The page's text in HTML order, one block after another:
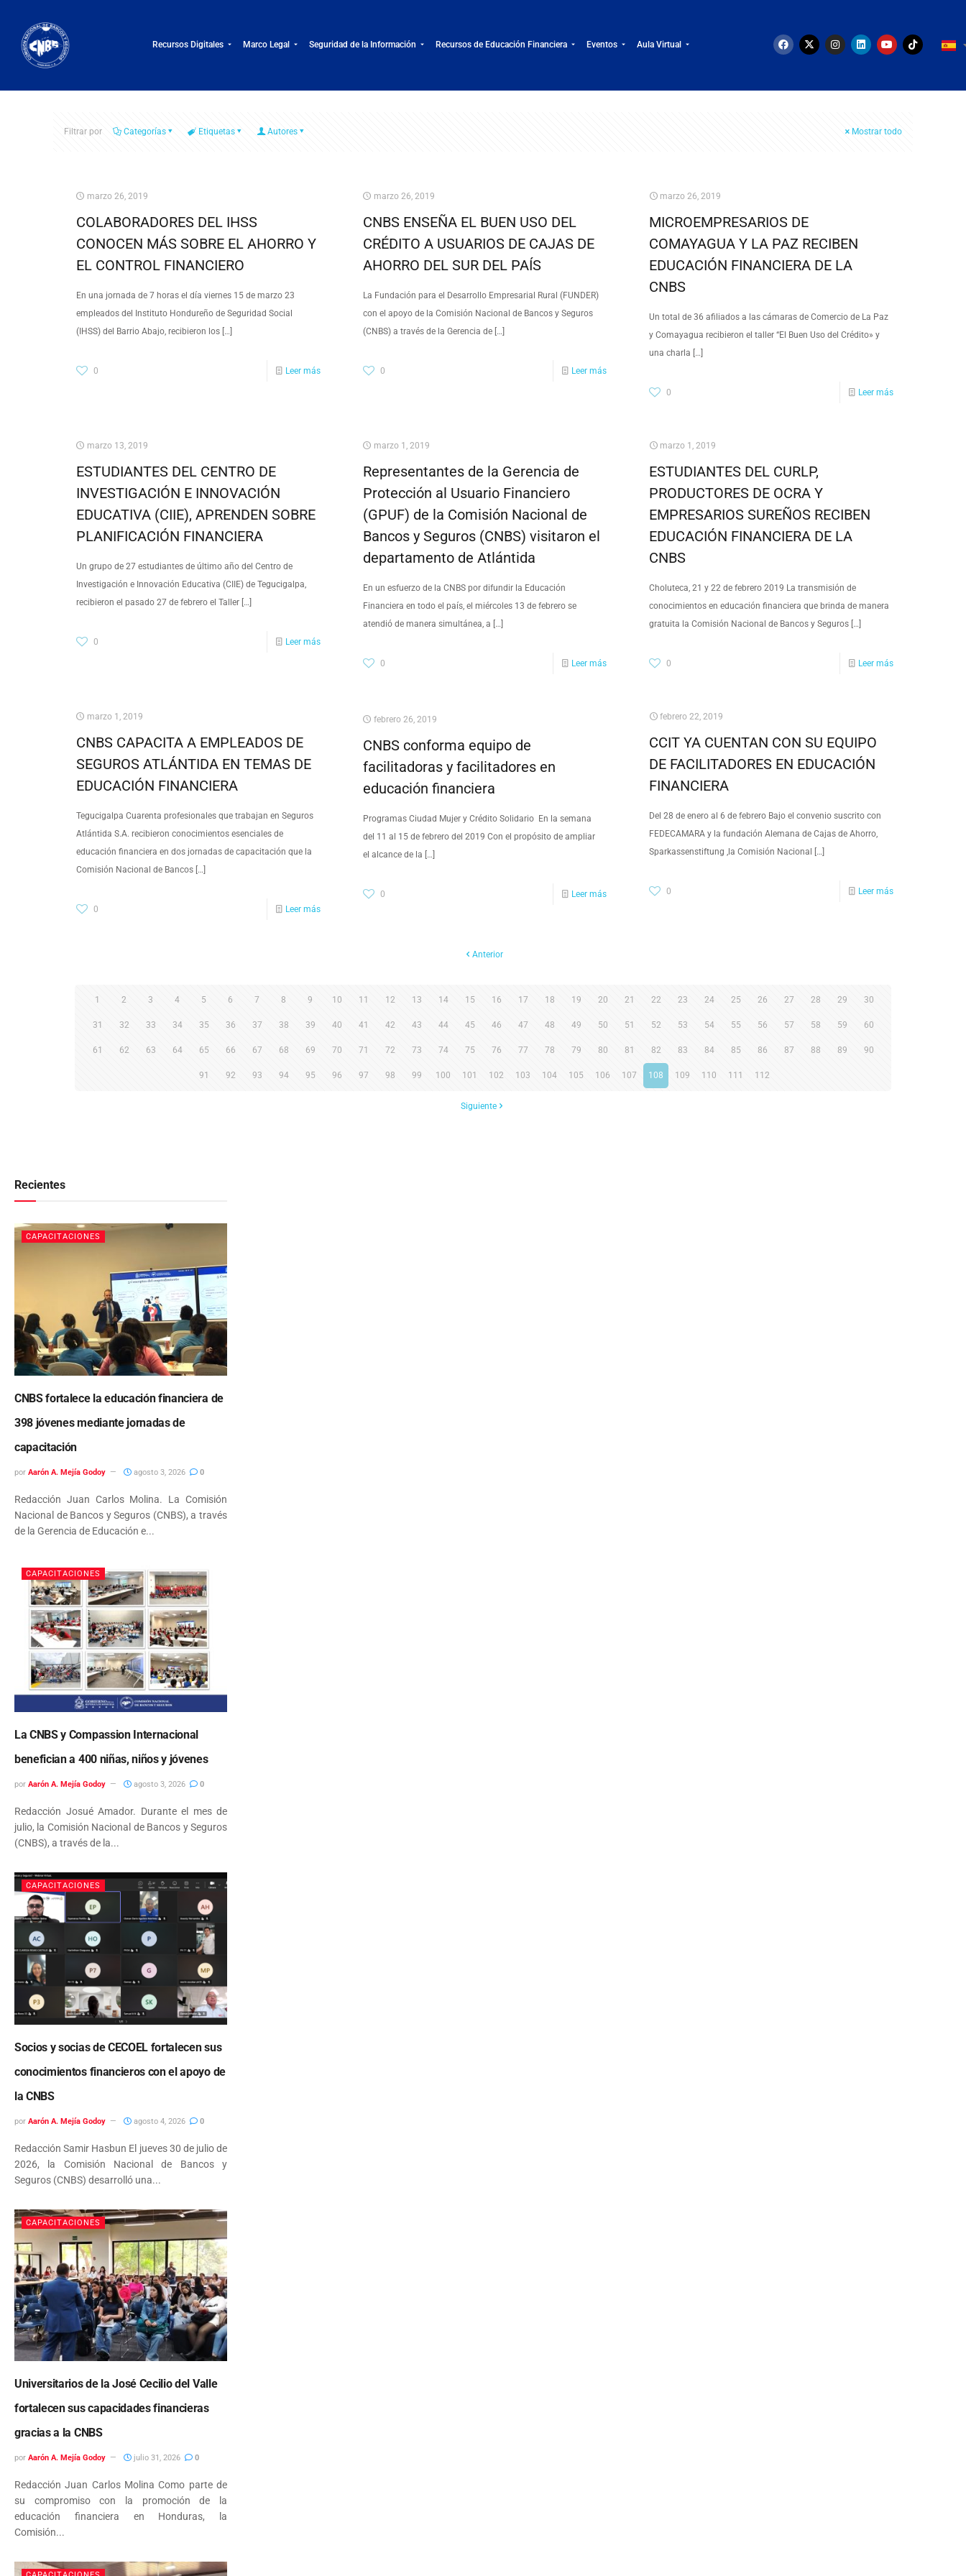
Recursos Digitales Marco Legal Seguridad de la Información Recursos de Educación Financiera Eventos Aula Virtual
Filtrar por Categorías Etiquetas Autores Mostrar todo
marzo 26, 2019
COLABORADORES DEL IHSS
CONOCEN MÁS SOBRE EL AHORRO Y
EL CONTROL FINANCIERO
En una jornada de 7 horas el día viernes 15 de marzo 23
empleados del Instituto Hondureño de Seguridad Social
(IHSS) del Barrio Abajo, recibieron los[…]
0 Leer más
marzo 26, 2019
CNBS ENSEÑA EL BUEN USO DEL
CRÉDITO A USUARIOS DE CAJAS DE
AHORRO DEL SUR DEL PAÍS
La Fundación para el Desarrollo Empresarial Rural (FUNDER)
con el apoyo de la Comisión Nacional de Bancos y Seguros
(CNBS) a través de la Gerencia de[…]
0 Leer más
marzo 26, 2019
MICROEMPRESARIOS DE
COMAYAGUA Y LA PAZ RECIBEN
EDUCACIÓN FINANCIERA DE LA
CNBS
Un total de 36 afiliados a las cámaras de Comercio de La Paz
y Comayagua recibieron el taller “El Buen Uso del Crédito» y
una charla […]
0 Leer más
marzo 13, 2019
ESTUDIANTES DEL CENTRO DE
INVESTIGACIÓN E INNOVACIÓN
EDUCATIVA (CIIE), APRENDEN SOBRE
PLANIFICACIÓN FINANCIERA
Un grupo de 27 estudiantes de último año del Centro de
Investigación e Innovación Educativa (CIIE) de Tegucigalpa,
recibieron el pasado 27 de febrero el Taller[…]
0 Leer más
marzo 1, 2019
Representantes de la Gerencia de
Protección al Usuario Financiero
(GPUF) de la Comisión Nacional de
Bancos y Seguros (CNBS) visitaron el
departamento de Atlántida
En un esfuerzo de la CNBS por difundir la Educación
Financiera en todo el país, el miércoles 13 de febrero se
atendió de manera simultánea, a […]
0 Leer más
marzo 1, 2019
ESTUDIANTES DEL CURLP,
PRODUCTORES DE OCRA Y
EMPRESARIOS SUREÑOS RECIBEN
EDUCACIÓN FINANCIERA DE LA
CNBS
Choluteca, 21 y 22 de febrero 2019 La transmisión de
conocimientos en educación financiera que brinda de manera
gratuita la Comisión Nacional de Bancos y Seguros […]
0 Leer más
marzo 1, 2019
CNBS CAPACITA A EMPLEADOS DE
SEGUROS ATLÁNTIDA EN TEMAS DE
EDUCACIÓN FINANCIERA
Tegucigalpa Cuarenta profesionales que trabajan en Seguros
Atlántida S.A. recibieron conocimientos esenciales de
educación financiera en dos jornadas de capacitación que la
Comisión Nacional de Bancos[…]
0 Leer más
febrero 26, 2019
CNBS conforma equipo de
facilitadoras y facilitadores en
educación financiera
Programas Ciudad Mujer y Crédito Solidario En la semana
del 11 al 15 de febrero del 2019 Con el propósito de ampliar
el alcance de la […]
0 Leer más
febrero 22, 2019
CCIT YA CUENTAN CON SU EQUIPO
DE FACILITADORES EN EDUCACIÓN
FINANCIERA
Del 28 de enero al 6 de febrero Bajo el convenio suscrito con
FEDECAMARA y la fundación Alemana de Cajas de Ahorro,
Sparkassenstiftung ,la Comisión Nacional
[…]
0 Leer más
Anterior
1 2 3 4 5 6 7 8 9 10 11 12 13 14 15 16 17 18 19 20 21 22 23 24 25 26 27 28 29 30
31 32 33 34 35 36 37 38 39 40 41 42 43 44 45 46 47 48 49 50 51 52 53 54 55 56 57 58 59 60
61 62 63 64 65 66 67 68 69 70 71 72 73 74 75 76 77 78 79 80 81 82 83 84 85 86 87 88 89 90
91 92 93 94 95 96 97 98 99 100 101 102 103 104 105 106 107 108 109 110 111 112
Siguiente
Recientes
CAPACITACIONES
CNBS fortalece la educación financiera de
398 jóvenes mediante jornadas de
capacitación
por Aarón A. Mejía Godoy agosto 3, 2026 0
Redacción Juan Carlos Molina. La Comisión
Nacional de Bancos y Seguros (CNBS), a través
de la Gerencia de Educación e...
CAPACITACIONES
La CNBS y Compassion Internacional
benefician a 400 niñas, niños y jóvenes
por Aarón A. Mejía Godoy agosto 3, 2026 0
Redacción Josué Amador. Durante el mes de
julio, la Comisión Nacional de Bancos y Seguros
(CNBS), a través de la...
CAPACITACIONES
Socios y socias de CECOEL fortalecen sus
conocimientos financieros con el apoyo de
la CNBS
por Aarón A. Mejía Godoy agosto 4, 2026 0
Redacción Samir Hasbun El jueves 30 de julio de
2026, la Comisión Nacional de Bancos y
Seguros (CNBS) desarrolló una...
CAPACITACIONES
Universitarios de la José Cecilio del Valle
fortalecen sus capacidades financieras
gracias a la CNBS
por Aarón A. Mejía Godoy julio 31, 2026 0
Redacción Juan Carlos Molina Como parte de
su compromiso con la promoción de la
educación financiera en Honduras, la
Comisión...